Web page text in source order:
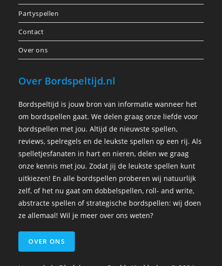
Partyspellen
Contact
Over ons
Over Bordspeltijd.nl
Bordspeltijd is jouw bron van informatie wanneer het
om bordspellen gaat. We delen graag onze liefde voor
bordspellen met jou. Altijd de nieuwste spellen,
reviews, spelregels en de leukste spellen op een rij. Als
spelletjesfanaten in hart en nieren, delen we graag
onze kennis met jou. Zodat jij de leukste spellen kunt
uitkiezen! En alle bordspellen proberen wij natuurlijk
zelf, of het nu gaat om dobbelspellen, roll- and write,
abstracte spellen of strategische bordspellen: wij doen
ze allemaal! Wil je meer over ons weten?
OVER ONS